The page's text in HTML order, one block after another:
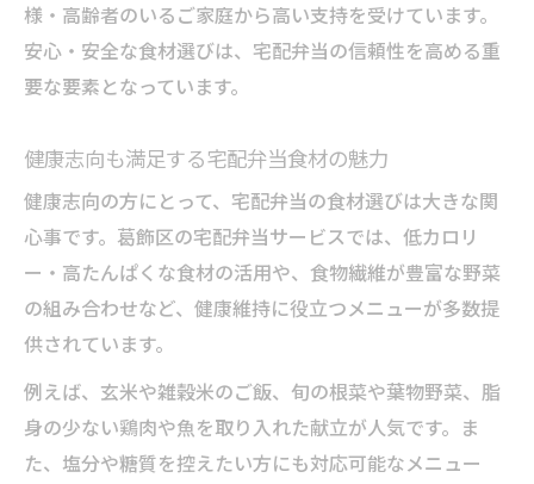
様・高齢者のいるご家庭から高い支持を受けています。
安心・安全な食材選びは、宅配弁当の信頼性を高める重
要な要素となっています。
健康志向も満足する宅配弁当食材の魅力
健康志向の方にとって、宅配弁当の食材選びは大きな関
心事です。葛飾区の宅配弁当サービスでは、低カロリ
ー・高たんぱくな食材の活用や、食物繊維が豊富な野菜
の組み合わせなど、健康維持に役立つメニューが多数提
供されています。
例えば、玄米や雑穀米のご飯、旬の根菜や葉物野菜、脂
身の少ない鶏肉や魚を取り入れた献立が人気です。ま
た、塩分や糖質を控えたい方にも対応可能なメニュー